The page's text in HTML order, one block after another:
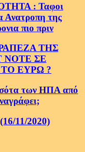
: Ταφοι
Ανατροπη της
πιο πριν
ΤΗΣ
ΣΕ
ΕΥΡΩ ?
των ΗΠΑ από
11/2020)